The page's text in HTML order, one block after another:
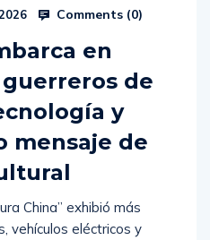
Comments (0)
en
de
y
mensaje de
China” exhibió más
vehículos eléctricos y